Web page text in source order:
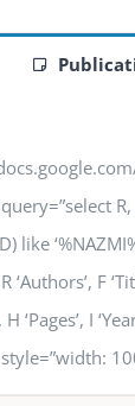
like
F
‘Pages’, I